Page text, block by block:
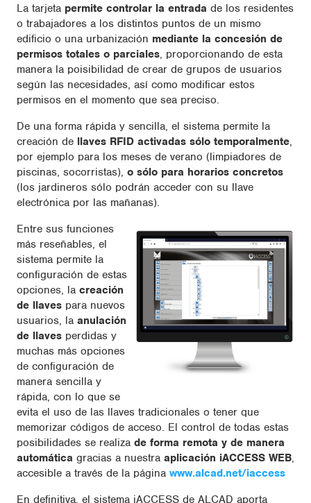
La tarjeta permite controlar la entrada de los residentes
o trabajadores a los distintos puntos de un mismo
edificio o una urbanización mediante la concesión de
permisos totales o parciales, proporcionando de esta
manera la poisibilidad de crear de grupos de usuarios
según las necesidades, así como modificar estos
permisos en el momento que sea preciso.
De una forma rápida y sencilla, el sistema permite la
creación de llaves RFID activadas sólo temporalmente,
por ejemplo para los meses de verano (limpiadores de
piscinas, socorristas), o sólo para horarios concretos
(los jardineros sólo podrán acceder con su llave
electrónica por las mañanas).
Entre sus funciones
más reseñables, el
sistema permite la
configuración de estas
opciones, la creación
de llaves para nuevos
usuarios, la anulación
de llaves perdidas y
muchas más opciones
de configuración de
manera sencilla y
rápida, con lo que se
evita el uso de las llaves tradicionales o tener que
memorizar códigos de acceso. El control de todas estas
posibilidades se realiza de forma remota y de manera
automática gracias a nuestra aplicación iACCESS WEB,
accesible a través de la página www.alcad.net/iaccess
En definitiva, el sistema iACCESS de ALCAD aporta